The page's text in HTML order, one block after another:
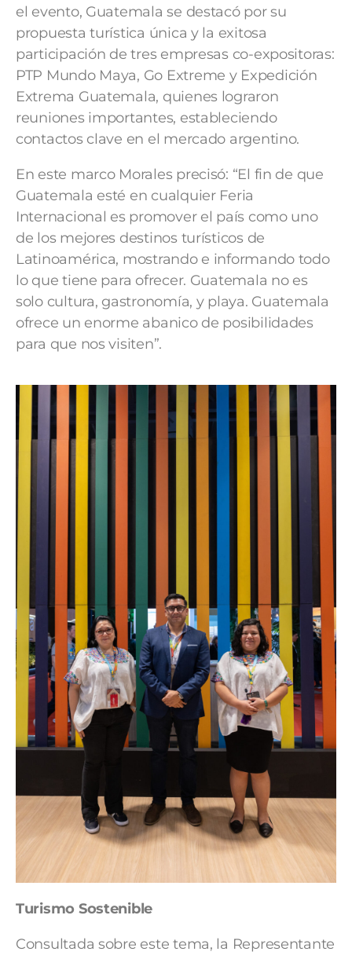
el evento, Guatemala se destacó por su
propuesta turística única y la exitosa
participación de tres empresas co-expositoras:
PTP Mundo Maya, Go Extreme y Expedición
Extrema Guatemala, quienes lograron
reuniones importantes, estableciendo
contactos clave en el mercado argentino.
En este marco Morales precisó: “El fin de que
Guatemala esté en cualquier Feria
Internacional es promover el país como uno
de los mejores destinos turísticos de
Latinoamérica, mostrando e informando todo
lo que tiene para ofrecer. Guatemala no es
solo cultura, gastronomía, y playa. Guatemala
ofrece un enorme abanico de posibilidades
para que nos visiten”.
Turismo Sostenible
Consultada sobre este tema, la Representante